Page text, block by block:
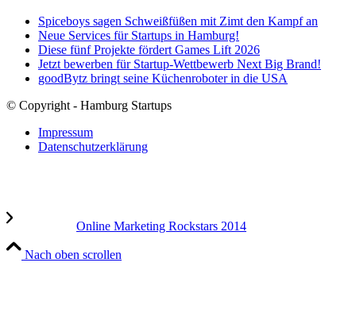
Spiceboys sagen Schweißfüßen mit Zimt den Kampf an
Neue Services für Startups in Hamburg!
Diese fünf Projekte fördert Games Lift 2026
Jetzt bewerben für Startup-Wettbewerb Next Big Brand!
goodBytz bringt seine Küchenroboter in die USA
© Copyright - Hamburg Startups
Impressum
Datenschutzerklärung
Online Marketing Rockstars 2014
Nach oben scrollen